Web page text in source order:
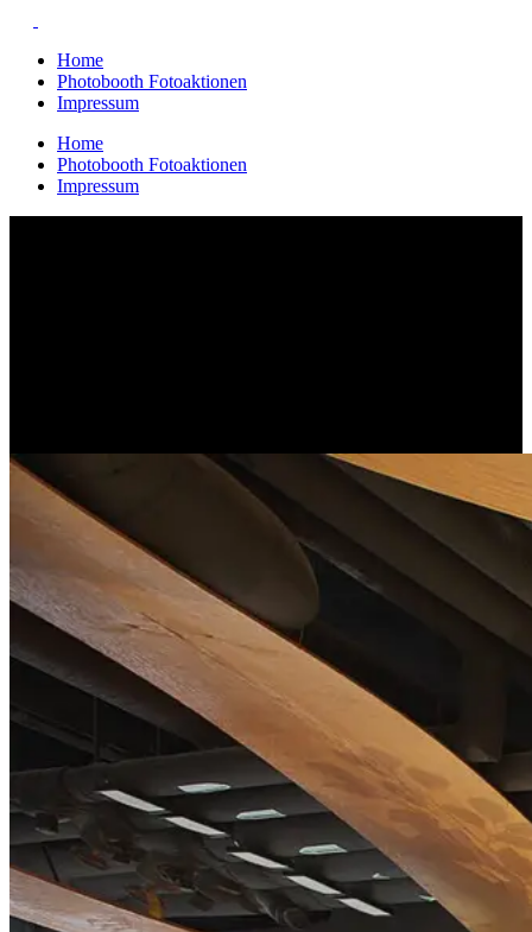
Home
Photobooth Fotoaktionen
Impressum
Home
Photobooth Fotoaktionen
Impressum